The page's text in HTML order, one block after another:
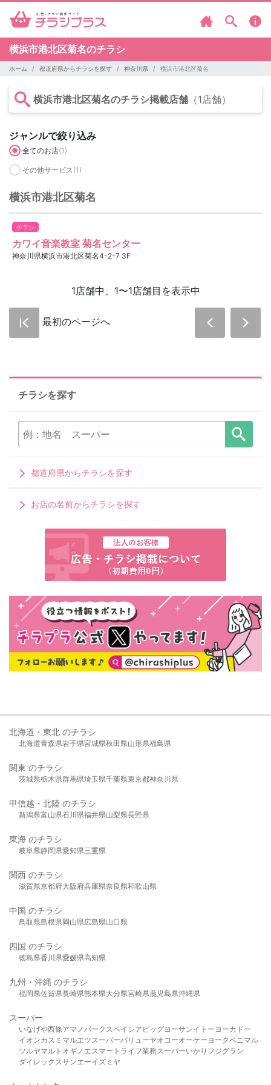
横浜市港北区菊名のチラシ
ホーム 都道府県からチラシを探す 神奈川県 横浜市港北区菊名
横浜市港北区菊名のチラシ掲載店舗 （1店舗）
ジャンルで絞り込み
全てのお店(1)
その他サービス (1)
横浜市港北区菊名
チラシ
カワイ音楽教室 菊名センター
神奈川県横浜市港北区菊名4-2-7 3F
1店舗中、1〜1店舗目を表示中
最初のページへ
チラシを探す
都道府県からチラシを探す
お店の名前からチラシを探す
北海道・東北 のチラシ
北海道青森県岩手県宮城県秋田県山形県福島県
関東 のチラシ
茨城県栃木県群馬県埼玉県千葉県東京都神奈川県
甲信越・北陸 のチラシ
新潟県富山県石川県福井県山梨県長野県
東海 のチラシ
岐阜県静岡県愛知県三重県
関西 のチラシ
滋賀県京都府大阪府兵庫県奈良県和歌山県
中国 のチラシ
鳥取県島根県岡山県広島県山口県
四国 のチラシ
徳島県香川県愛媛県高知県
九州・沖縄 のチラシ
福岡県佐賀県長崎県熊本県大分県宮崎県鹿児島県沖縄県
スーパー
いなげや西條アマノパークスベイシア ビッグヨーサンイトーヨーカドー
イオンカスミ マルエツスーパーバリューヤオコーオーケー ヨークベニマル
ツルヤマルト オギノ エスマート ライフ業務スーパーいかり フジグラン
ダイレックスサンエーイズミヤ